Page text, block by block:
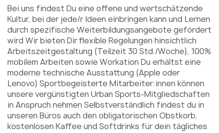
Bei uns findest Du eine offene und wertschätzende
Kultur, bei der jede/r Ideen einbringen kann und Lernen
durch spezifische Weiterbildungsangebote gefördert
wird Wir bieten Dir flexible Regelungen hinsichtlich
Arbeitszeitgestaltung (Teilzeit 30 Std./Woche), 100%
mobilem Arbeiten sowie Workation Du erhältst eine
moderne technische Ausstattung (Apple oder
Lenovo) Sportbegeisterte Mitarbeiter:innen können
unsere vergünstigten Urban Sports-Mitgliedschaften
in Anspruch nehmen Selbstverständlich findest du in
unseren Büros auch den obligatorischen Obstkorb,
kostenlosen Kaffee und Softdrinks für dein tägliches